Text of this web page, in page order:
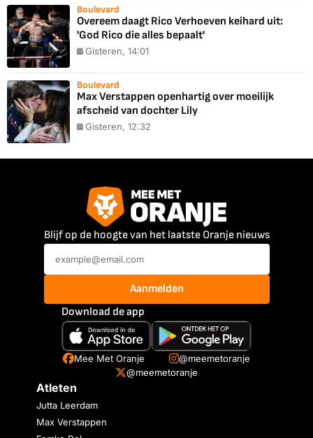
Boulevard
Overeem daagt Rico Verhoeven keihard uit:
'God Rico die alles bepaalt'
Gisteren, 14:01
Boulevard
Max Verstappen openhartig over moeilijk
afscheid van dochter Lily
Gisteren, 12:32
Blijf op de hoogte van het laatste Oranje nieuws
Aanmelden
Download de app
Mee Met Oranje
@meemetoranje
@meemetoranje
Atleten
Jutta Leerdam
Max Verstappen